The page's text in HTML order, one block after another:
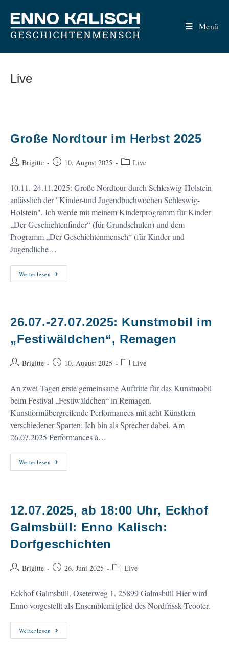
Inhalt
springen
Menü
Live
Große Nordtour im Herbst 2025
Beitrags-
Brigitte
Beitrag10. August 2025
Beitrags-
Live
10.11.-24.11.2025: Große Nordtour durch Schleswig-Holstein
anlässlich der "Kinder-und Jugendbuchwochen Schleswig-
Holstein". Ich werde mit meinem Kinderprogramm für Kinder
„Der Geschichtenfinder“ (für Grundschulen) und dem
Programm „Der Geschichtenmensch“ (für Kinder und
Jugendliche…
Weiterlesen Große
Nordtour
26.07.-27.07.2025: Kunstmobil im
„Festiwäldchen“, Remagen
Beitrags-
Brigitte
Beitrag10. August 2025
Beitrags-
Live
An zwei Tagen erste gemeinsame Auftritte für das Kunstmobil
beim Festival „Festiwäldchen“ in Remagen.
Kunstformübergreifende Performances mit acht Künstlern
verschiedener Sparten. Ich bin als Sprecher dabei. Am
26.07.2025 Performances à…
Weiterlesen 26.07.-27.07.2025:
Kunstmobil
12.07.2025, ab 18:00 Uhr, Eckhof
Galmsbüll: Enno Kalisch:
Dorfgeschichten
Beitrags-
Brigitte
Beitrag26. Juni 2025
Beitrags-
Live
Eckhof Galmsbüll, Oseterweg 1, 25899 Galmsbüll Hier wird
Enno vorgestellt als Ensemblemitglied des Nordfrissk Teooter.
Weiterlesen 12.07.2025,
Ab